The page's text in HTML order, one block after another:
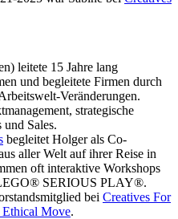
leitete 15 Jahre lang
und begleitete Firmen durch
Veränderungen.
strategische
und Sales.
begleitet Holger als Co-
aller Welt auf ihrer Reise in
oft interaktive Workshops
SERIOUS PLAY®.
bei Creatives For
Ethical Move.